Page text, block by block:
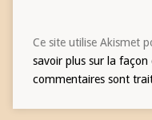
Ce site utilise Akismet
savoir plus sur la façon
commentaires sont